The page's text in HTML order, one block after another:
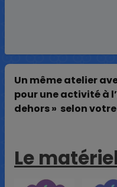
Un même atelier
pour une activité à
dehors » selon
Le